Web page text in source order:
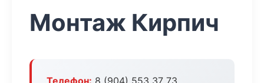
Монтаж Кирпич
Телефон: 8 (904) 553 37 73